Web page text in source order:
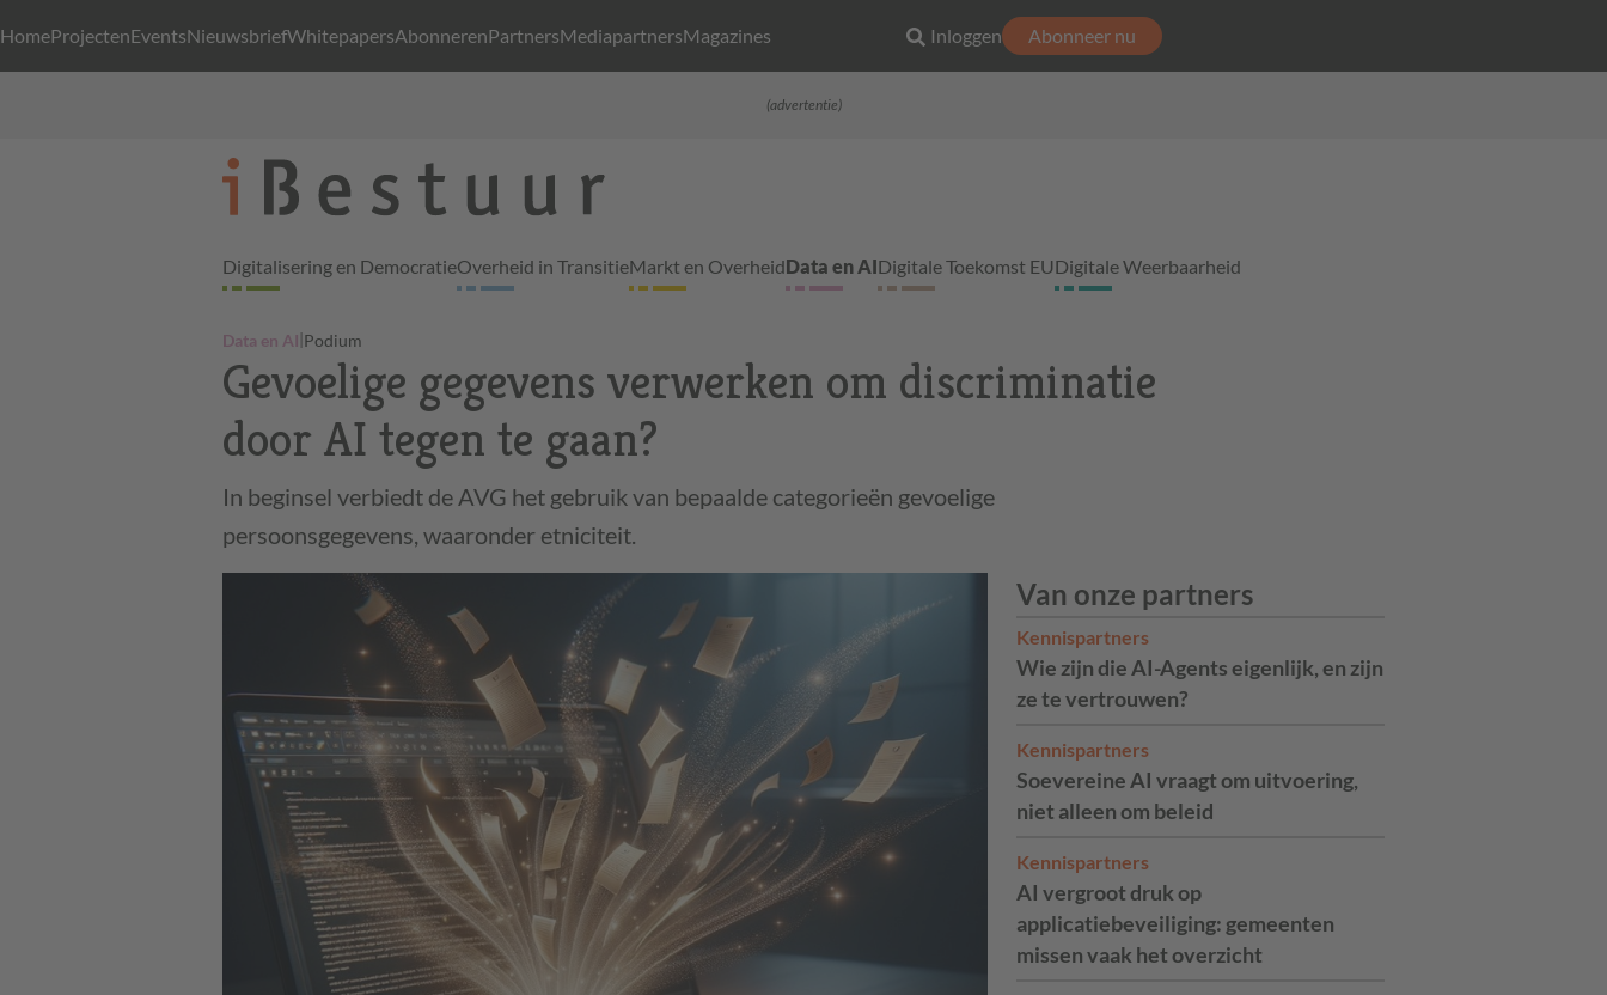
HomeProjectenEventsNieuwsbriefWhitepapersAbonnerenPartnersMediapartnersMagazines Inloggen Abonneer nu
(advertentie)
Digitalisering en DemocratieOverheid in TransitieMarkt en OverheidData en AIDigitale Toekomst EUDigitale Weerbaarheid
Data en AI|Podium
Gevoelige gegevens verwerken om discriminatie
door AI tegen te gaan?
In beginsel verbiedt de AVG het gebruik van bepaalde categorieën gevoelige
persoonsgegevens, waaronder etniciteit.
Van onze partners
Kennispartners
Wie zijn die AI-Agents eigenlijk, en zijn
ze te vertrouwen?
Kennispartners
Soevereine AI vraagt om uitvoering,
niet alleen om beleid
Kennispartners
AI vergroot druk op
applicatiebeveiliging: gemeenten
missen vaak het overzicht